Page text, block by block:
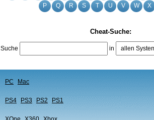
P
Q R S T U V W X
Cheat-Suche:
Suche in
PC Mac
PS4 PS3 PS2 PS1